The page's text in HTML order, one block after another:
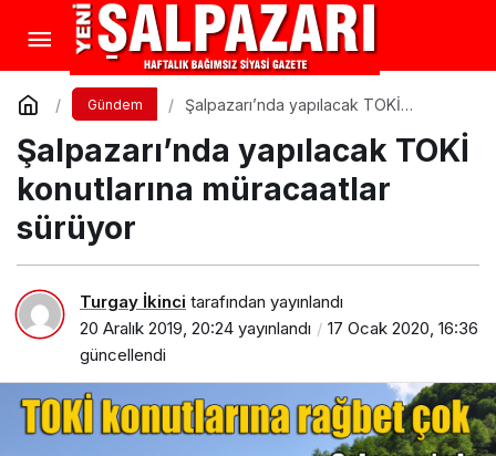
Gündem
Şalpazarı’nda yapılacak TOKİ
Şalpazarı’nda yapılacak TOKİ
konutlarına müracaatlar
sürüyor
Turgay İkinci tarafından yayınlandı
20 Aralık 2019, 20:24 yayınlandı
17 Ocak 2020, 16:36
güncellendi